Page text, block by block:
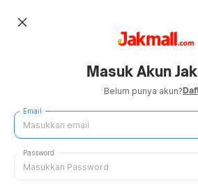
close
Masuk Akun
Belum punya akun?
Email
Password